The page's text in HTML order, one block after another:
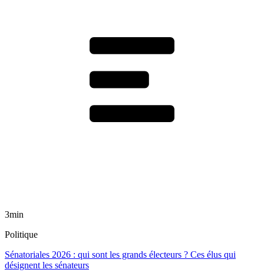
3min
Politique
Sénatoriales 2026 : qui sont les grands électeurs ? Ces élus qui
désignent les sénateurs